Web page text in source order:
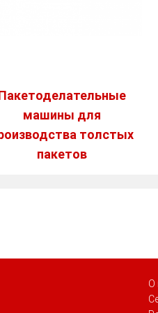
машины для
толстых
пакетов
О